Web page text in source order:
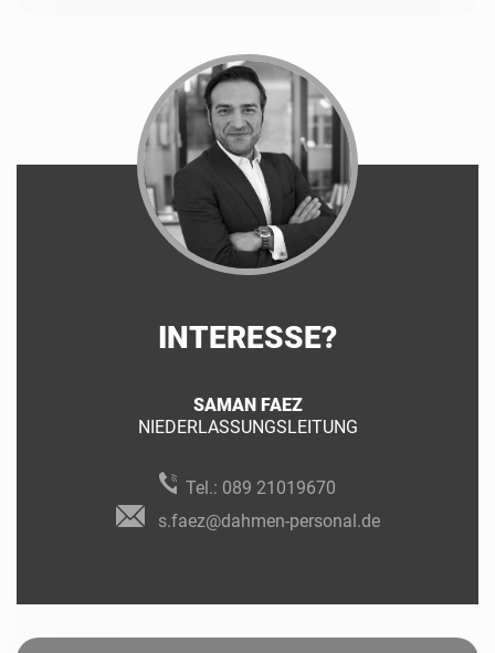
INTERESSE?
SAMAN FAEZ
NIEDERLASSUNGSLEITUNG
Tel.: 089 21019670
s.faez@dahmen-personal.de